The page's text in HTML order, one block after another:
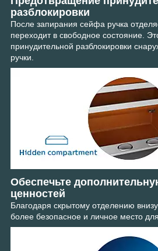
разблокировки
После запирания сейфа ручка
переходит в свободное состояние.
принудительной разблокировки
ручки.
Обеспечьте
ценностей
Благодаря скрытому отделению
более безопасное и личное место